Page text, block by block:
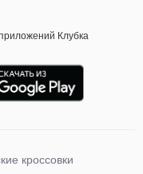
Клубка
кроссовки